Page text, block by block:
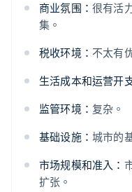
商业氛围： 很有活
集。
税收环境： 不太有
生活成本和运营开
监管环境： 复杂。
基础设施： 城市的
市场规模和准入：
扩张。